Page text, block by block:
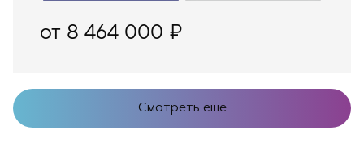
от 8 464 000 ₽
Смотреть ещё